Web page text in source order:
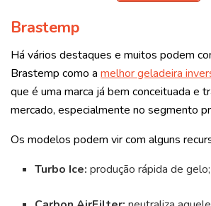
Brastemp
Há vários destaques e muitos podem
Brastemp como a melhor geladeira
que é uma marca já bem conceituada e
mercado, especialmente no segmento
Os modelos podem vir com alguns
Turbo Ice:produção rápida de gelo;